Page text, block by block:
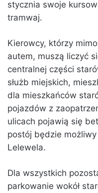
stycznia swoje
tramwaj.
Kierowcy, którzy
autem, muszą liczyć
centralnej części
służb miejskich,
dla mieszkańców
pojazdów z
ulicach pojawią się
postój będzie
Lelewela.
Dla wszystkich
parkowanie wokół